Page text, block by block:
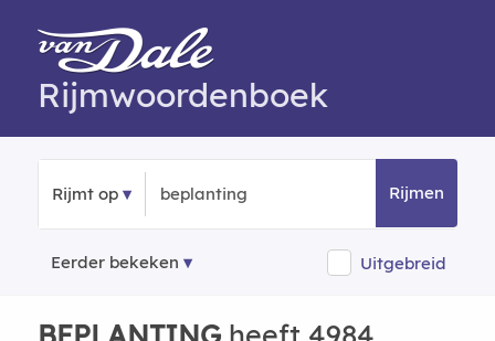
Rijmwoordenboek
Rijmt op Rijmen
Eerder bekeken Uitgebreid